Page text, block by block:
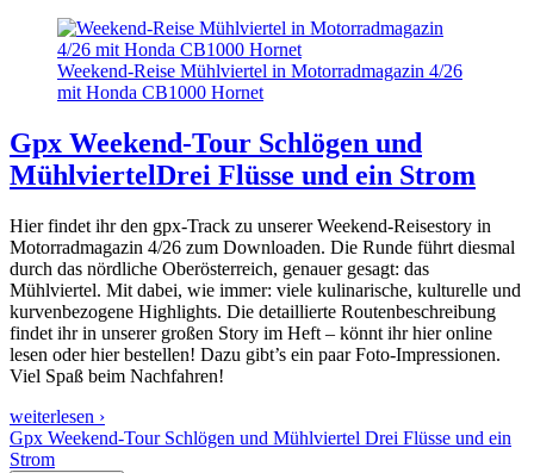
Weekend-Reise Mühlviertel in Motorradmagazin 4/26
mit Honda CB1000 Hornet
Gpx Weekend-Tour Schlögen und
MühlviertelDrei Flüsse und ein Strom
Hier findet ihr den gpx-Track zu unserer Weekend-Reisestory in
Motorradmagazin 4/26 zum Downloaden. Die Runde führt diesmal
durch das nördliche Oberösterreich, genauer gesagt: das
Mühlviertel. Mit dabei, wie immer: viele kulinarische, kulturelle und
kurvenbezogene Highlights. Die detaillierte Routenbeschreibung
findet ihr in unserer großen Story im Heft – könnt ihr hier online
lesen oder hier bestellen! Dazu gibt’s ein paar Foto-Impressionen.
Viel Spaß beim Nachfahren!
weiterlesen ›
Gpx Weekend-Tour Schlögen und Mühlviertel Drei Flüsse und ein
Strom